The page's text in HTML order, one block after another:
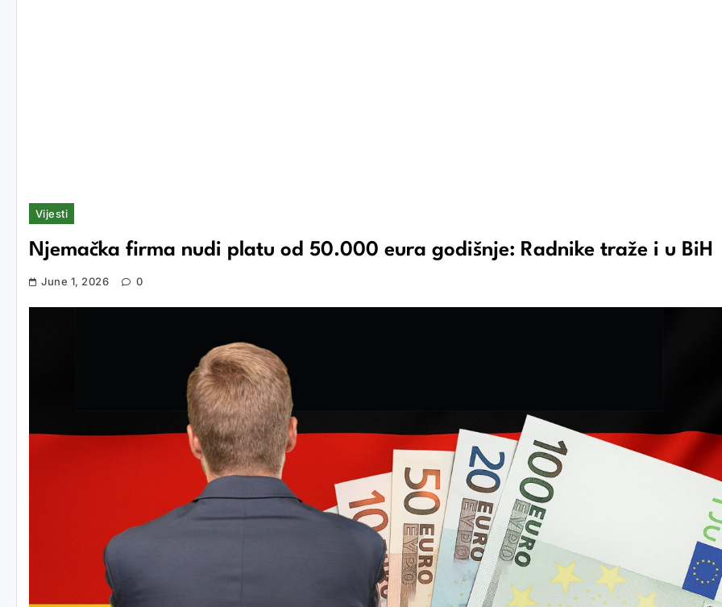
Vijesti
Njemačka firma nudi platu od 50.000 eura godišnje: Radnike traže i u BiH
June 1, 2026 0